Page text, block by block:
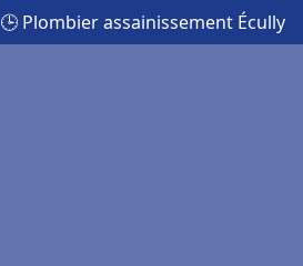
🕒 Plombier assainissement Écully